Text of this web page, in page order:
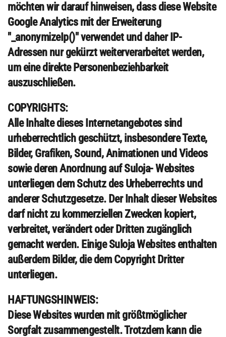
möchten wir darauf hinweisen, dass diese Website
Google Analytics mit der Erweiterung
"_anonymizeIp()" verwendet und daher IP-
Adressen nur gekürzt weiterverarbeitet werden,
um eine direkte Personenbeziehbarkeit
auszuschließen.
COPYRIGHTS:
Alle Inhalte dieses Internetangebotes sind
urheberrechtlich geschützt, insbesondere Texte,
Bilder, Grafiken, Sound, Animationen und Videos
sowie deren Anordnung auf Suloja- Websites
unterliegen dem Schutz des Urheberrechts und
anderer Schutzgesetze. Der Inhalt dieser Websites
darf nicht zu kommerziellen Zwecken kopiert,
verbreitet, verändert oder Dritten zugänglich
gemacht werden. Einige Suloja Websites enthalten
außerdem Bilder, die dem Copyright Dritter
unterliegen.
HAFTUNGSHINWEIS:
Diese Websites wurden mit größtmöglicher
Sorgfalt zusammengestellt. Trotzdem kann die